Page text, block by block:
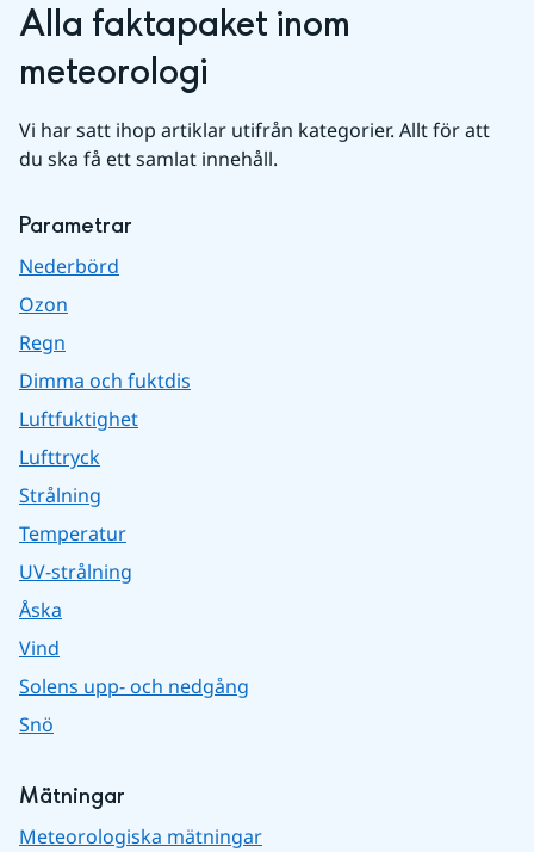
Alla faktapaket inom
meteorologi
Vi har satt ihop artiklar utifrån kategorier. Allt för att
du ska få ett samlat innehåll.
Parametrar
Nederbörd
Ozon
Regn
Dimma och fuktdis
Luftfuktighet
Lufttryck
Strålning
Temperatur
UV-strålning
Åska
Vind
Solens upp- och nedgång
Snö
Mätningar
Meteorologiska mätningar